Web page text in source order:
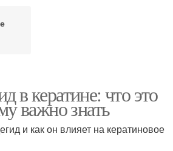
в кератине: что это
важно знать
и как он влияет на кератиновое